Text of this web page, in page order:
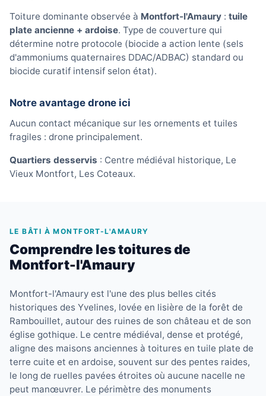
Toiture dominante observée à Montfort-l'Amaury : tuile
plate ancienne + ardoise. Type de couverture qui
détermine notre protocole (biocide a action lente (sels
d'ammoniums quaternaires DDAC/ADBAC) standard ou
biocide curatif intensif selon état).
Notre avantage drone ici
Aucun contact mécanique sur les ornements et tuiles
fragiles : drone principalement.
Quartiers desservis : Centre médiéval historique, Le
Vieux Montfort, Les Coteaux.
LE BÂTI À MONTFORT-L'AMAURY
Comprendre les toitures de
Montfort-l'Amaury
Montfort-l'Amaury est l'une des plus belles cités
historiques des Yvelines, lovée en lisière de la forêt de
Rambouillet, autour des ruines de son château et de son
église gothique. Le centre médiéval, dense et protégé,
aligne des maisons anciennes à toitures en tuile plate de
terre cuite et en ardoise, souvent sur des pentes raides,
le long de ruelles pavées étroites où aucune nacelle ne
peut manœuvrer. Le périmètre des monuments